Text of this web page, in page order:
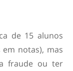
de 15 alunos
notas), mas
fraude ou ter